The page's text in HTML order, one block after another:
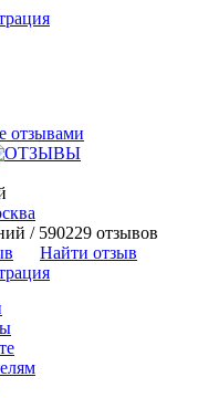
отзывами
219538 компаний / 590229 отзывов
Найти отзыв